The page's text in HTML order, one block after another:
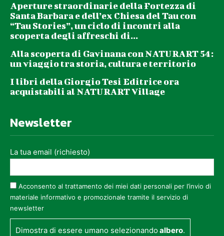
Aperture straordinarie della Fortezza di
Santa Barbara e dell’ex Chiesa del Tau con
“Tau Stories”, un ciclo di incontri alla
scoperta degli affreschi di...
Alla scoperta di Gavinana con NATURART 54:
un viaggio tra storia, cultura e territorio
I libri della Giorgio Tesi Editrice ora
acquistabili al NATURART Village
Newsletter
La tua email (richiesto)
Acconsento al trattamento dei miei dati personali per l’invio di
materiale informativo e promozionale tramite il servizio di
newsletter
Dimostra di essere umano selezionandoalbero.